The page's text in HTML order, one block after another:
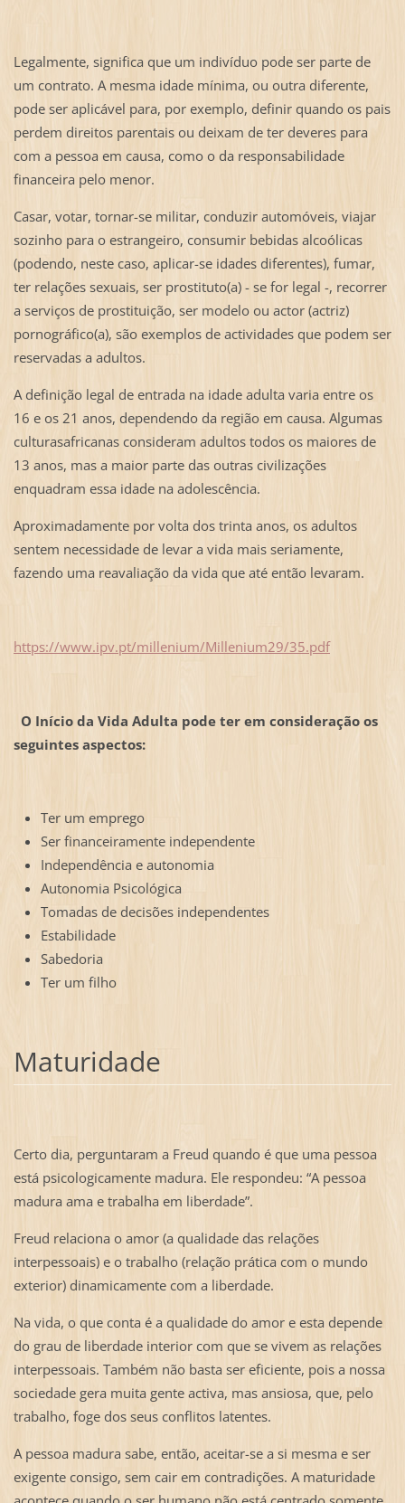
Legalmente, significa que um indivíduo pode ser parte de
um contrato. A mesma idade mínima, ou outra diferente,
pode ser aplicável para, por exemplo, definir quando os pais
perdem direitos parentais ou deixam de ter deveres para
com a pessoa em causa, como o da responsabilidade
financeira pelo menor.
Casar, votar, tornar-se militar, conduzir automóveis, viajar
sozinho para o estrangeiro, consumir bebidas alcoólicas
(podendo, neste caso, aplicar-se idades diferentes), fumar,
ter relações sexuais, ser prostituto(a) - se for legal -, recorrer
a serviços de prostituição, ser modelo ou actor (actriz)
pornográfico(a), são exemplos de actividades que podem ser
reservadas a adultos.
A definição legal de entrada na idade adulta varia entre os
16 e os 21 anos, dependendo da região em causa. Algumas
culturasafricanas consideram adultos todos os maiores de
13 anos, mas a maior parte das outras civilizações
enquadram essa idade na adolescência.
Aproximadamente por volta dos trinta anos, os adultos
sentem necessidade de levar a vida mais seriamente,
fazendo uma reavaliação da vida que até então levaram.
https://www.ipv.pt/millenium/Millenium29/35.pdf
O Início da Vida Adulta pode ter em consideração os
seguintes aspectos:
Ter um emprego
Ser financeiramente independente
Independência e autonomia
Autonomia Psicológica
Tomadas de decisões independentes
Estabilidade
Sabedoria
Ter um filho
Maturidade
Certo dia, perguntaram a Freud quando é que uma pessoa
está psicologicamente madura. Ele respondeu: “A pessoa
madura ama e trabalha em liberdade”.
Freud relaciona o amor (a qualidade das relações
interpessoais) e o trabalho (relação prática com o mundo
exterior) dinamicamente com a liberdade.
Na vida, o que conta é a qualidade do amor e esta depende
do grau de liberdade interior com que se vivem as relações
interpessoais. Também não basta ser eficiente, pois a nossa
sociedade gera muita gente activa, mas ansiosa, que, pelo
trabalho, foge dos seus conflitos latentes.
A pessoa madura sabe, então, aceitar-se a si mesma e ser
exigente consigo, sem cair em contradições. A maturidade